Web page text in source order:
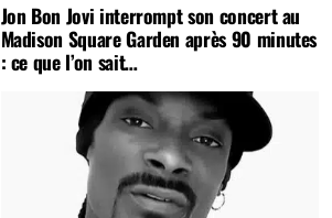
Jon Bon Jovi interrompt son concert au
Madison Square Garden après 90 minutes
: ce que l’on sait…